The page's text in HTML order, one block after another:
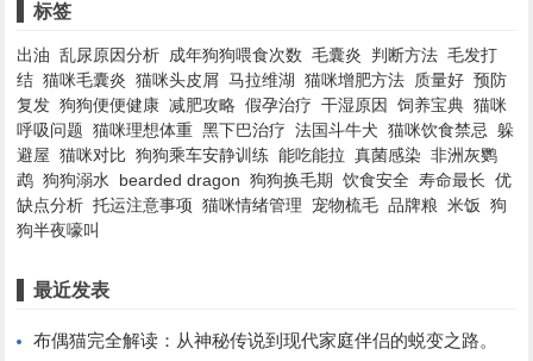
标签
出油 乱尿原因分析 成年狗狗喂食次数 毛囊炎 判断方法 毛发打
结 猫咪毛囊炎 猫咪头皮屑 马拉维湖 猫咪增肥方法 质量好 预防
复发 狗狗便便健康 减肥攻略 假孕治疗 干湿原因 饲养宝典 猫咪
呼吸问题 猫咪理想体重 黑下巴治疗 法国斗牛犬 猫咪饮食禁忌 躲
避屋 猫咪对比 狗狗乘车安静训练 能吃能拉 真菌感染 非洲灰鹦
鹉 狗狗溺水 bearded dragon 狗狗换毛期 饮食安全 寿命最长 优
缺点分析 托运注意事项 猫咪情绪管理 宠物梳毛 品牌粮 米饭 狗
狗半夜嚎叫
最近发表
布偶猫完全解读：从神秘传说到现代家庭伴侣的蜕变之路。